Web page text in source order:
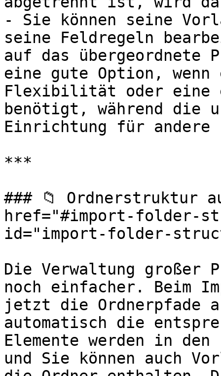
- Sie können seine
seine Feldregeln
auf das
eine gute Option,
Flexibilität oder eine
benötigt, während die
Einrichtung für
***
### 📁 Ordnerstruktur
href="#import-folder-
id="import-folder-
Die Verwaltung
noch einfacher. Beim
jetzt die Ordnerpfade
automatisch die
Elemente werden in
und Sie können auch